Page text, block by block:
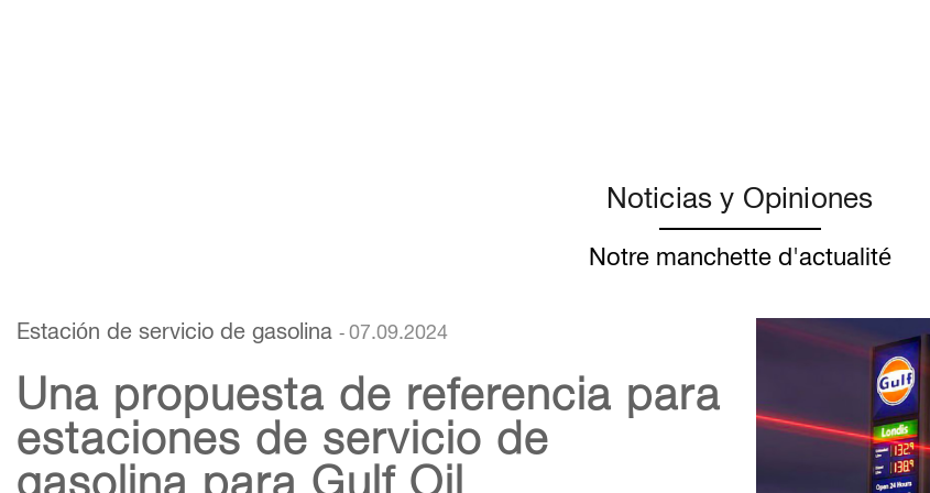
Noticias y Opiniones
Notre manchette d'actualité
Estación de servicio de gasolina - 07.09.2024
Una propuesta de referencia para
estaciones de servicio de
gasolina para Gulf Oil